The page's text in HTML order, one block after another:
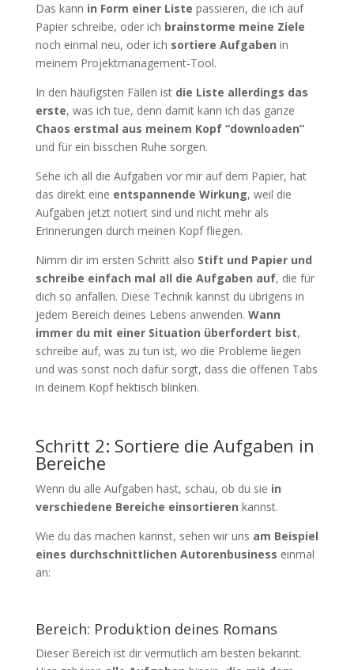
Das kann in Form einer Liste passieren, die ich auf
Papier schreibe, oder ich brainstorme meine Ziele
noch einmal neu, oder ich sortiere Aufgaben in
meinem Projektmanagement-Tool.
In den häufigsten Fällen ist die Liste allerdings das
erste, was ich tue, denn damit kann ich das ganze
Chaos erstmal aus meinem Kopf “downloaden”
und für ein bisschen Ruhe sorgen.
Sehe ich all die Aufgaben vor mir auf dem Papier, hat
das direkt eine entspannende Wirkung, weil die
Aufgaben jetzt notiert sind und nicht mehr als
Erinnerungen durch meinen Kopf fliegen.
Nimm dir im ersten Schritt also Stift und Papier und
schreibe einfach mal all die Aufgaben auf, die für
dich so anfallen. Diese Technik kannst du übrigens in
jedem Bereich deines Lebens anwenden. Wann
immer du mit einer Situation überfordert bist,
schreibe auf, was zu tun ist, wo die Probleme liegen
und was sonst noch dafür sorgt, dass die offenen Tabs
in deinem Kopf hektisch blinken.
Schritt 2: Sortiere die Aufgaben in
Bereiche
Wenn du alle Aufgaben hast, schau, ob du sie in
verschiedene Bereiche einsortieren kannst.
Wie du das machen kannst, sehen wir uns am Beispiel
eines durchschnittlichen Autorenbusiness einmal
an:
Bereich: Produktion deines Romans
Dieser Bereich ist dir vermutlich am besten bekannt.